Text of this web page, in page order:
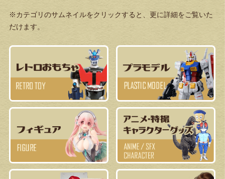
※カテゴリのサムネイルをクリックすると、更に詳細をご覧いた
だけます。